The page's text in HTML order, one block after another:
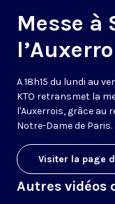
Messe à
A 18h15 du lundi au
KTO retransmet la
l'Auxerrois, grâce au
Notre-Dame de Paris.
Visiter la page
Autres vidéos